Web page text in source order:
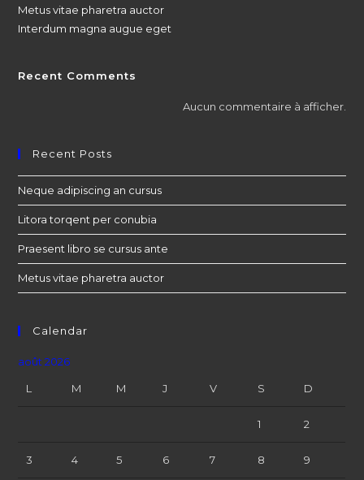
Metus vitae pharetra auctor
Interdum magna augue eget
Recent Comments
Aucun commentaire à afficher.
Recent Posts
Neque adipiscing an cursus
Litora torqent per conubia
Praesent libro se cursus ante
Metus vitae pharetra auctor
Calendar
août 2026
L M M J V S D
1 2
3 4 5 6 7 8 9